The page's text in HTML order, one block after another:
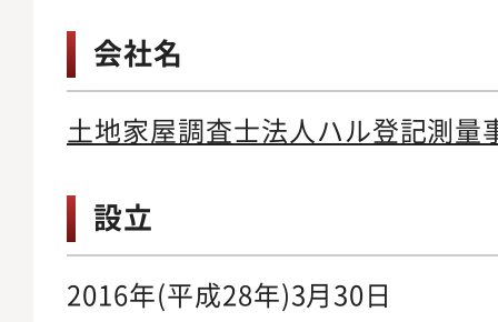
会社名
土地家屋調査士法人ハル登記測量
設立
2016年(平成28年)3月30日